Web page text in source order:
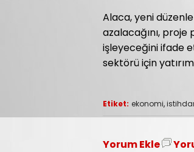
Alaca, yeni
azalacağını, proje
işleyeceğini ifade
sektörü için
Etiket: ekonomi,
Yorum Ekle